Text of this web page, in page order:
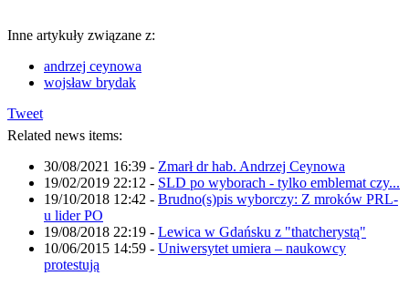
Inne artykuły związane z:
andrzej ceynowa
wojsław brydak
Tweet
Related news items:
30/08/2021 16:39 - Zmarł dr hab. Andrzej Ceynowa
19/02/2019 22:12 - SLD po wyborach - tylko emblemat czy...
19/10/2018 12:42 - Brudno(s)pis wyborczy: Z mroków PRL-
u lider PO
19/08/2018 22:19 - Lewica w Gdańsku z "thatcherystą"
10/06/2015 14:59 - Uniwersytet umiera – naukowcy
protestują